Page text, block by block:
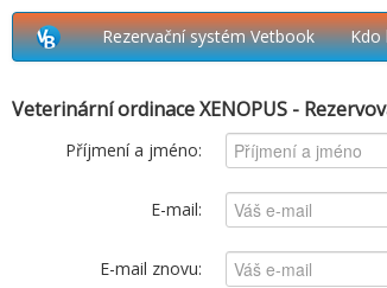
Rezervační systém Vetbook Kdo
Veterinární ordinace XENOPUS -
Příjmení a jméno:
E-mail:
E-mail znovu: